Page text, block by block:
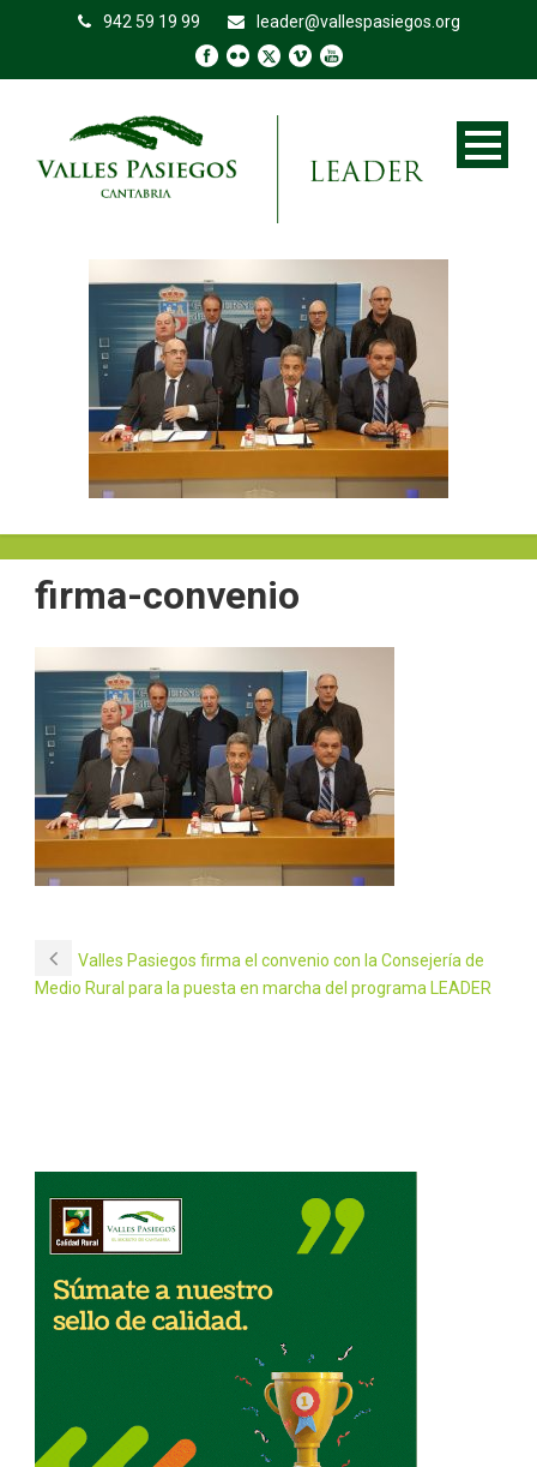
942 59 19 99 leader@vallespasiegos.org
firma-convenio
Valles Pasiegos firma el convenio con la Consejería de
Medio Rural para la puesta en marcha del programa LEADER